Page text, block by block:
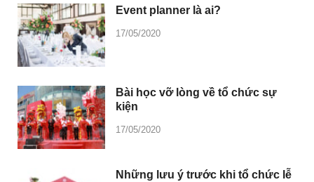
Event planner là ai?
17/05/2020
Bài học vỡ lòng về tổ chức sự
kiện
17/05/2020
Những lưu ý trước khi tổ chức lễ